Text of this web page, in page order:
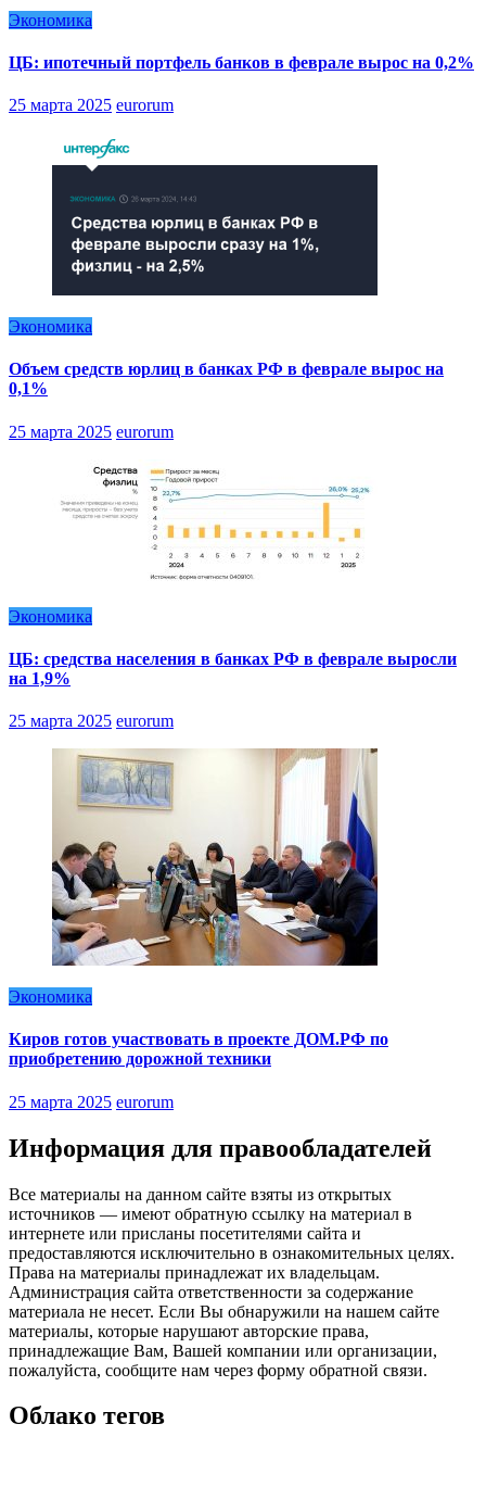
Экономика
ЦБ: ипотечный портфель банков в феврале вырос на 0,2%
25 марта 2025 eurorum
Экономика
Объем средств юрлиц в банках РФ в феврале вырос на
0,1%
25 марта 2025 eurorum
Экономика
ЦБ: средства населения в банках РФ в феврале выросли
на 1,9%
25 марта 2025 eurorum
Экономика
Киров готов участвовать в проекте ДОМ.РФ по
приобретению дорожной техники
25 марта 2025 eurorum
Информация для правообладателей
Все материалы на данном сайте взяты из открытых
источников — имеют обратную ссылку на материал в
интернете или присланы посетителями сайта и
предоставляются исключительно в ознакомительных целях.
Права на материалы принадлежат их владельцам.
Администрация сайта ответственности за содержание
материала не несет. Если Вы обнаружили на нашем сайте
материалы, которые нарушают авторские права,
принадлежащие Вам, Вашей компании или организации,
пожалуйста, сообщите нам через форму обратной связи.
Облако тегов